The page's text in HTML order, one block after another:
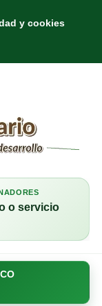
y cookies
o servicio